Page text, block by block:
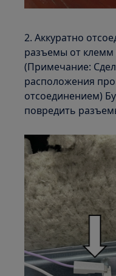
2. Аккуратно
разъемы от клемм
(Примечание:
расположения
отсоединением)
повредить